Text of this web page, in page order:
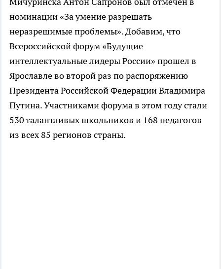
номинации «За умение разрешать
неразрешимые проблемы». Добавим, что
Всероссийской форум «Будущие
интеллектуальные лидеры России» прошел в
Ярославле во второй раз по распоряжению
Президента Российской Федерации Владимира
Путина. Участниками форума в этом году стали
530 талантливых школьников и 168 педагогов
из всех 85 регионов страны.